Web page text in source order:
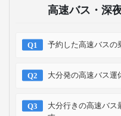
高速バス・深
予約した高速バスの
大分発の高速バス運
大分行きの高速バス